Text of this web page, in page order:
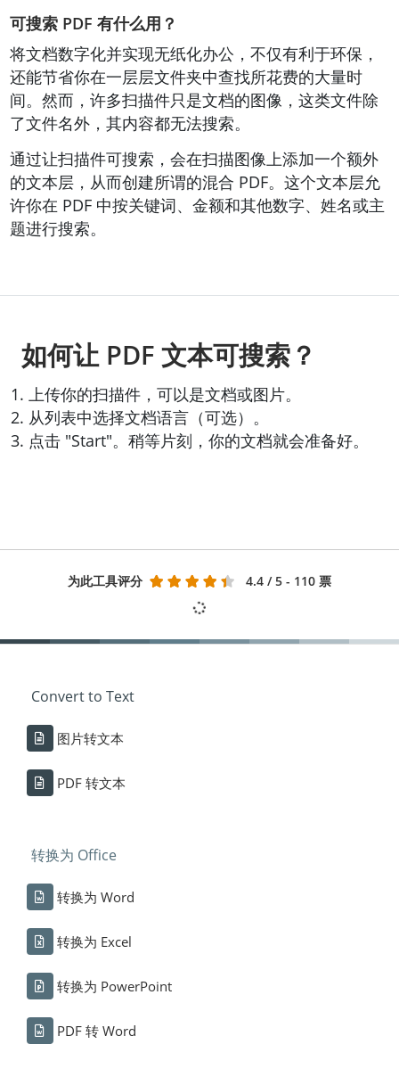
可搜索 PDF 有什么用？
将文档数字化并实现无纸化办公，不仅有利于环保，
还能节省你在一层层文件夹中查找所花费的大量时
间。然而，许多扫描件只是文档的图像，这类文件除
了文件名外，其内容都无法搜索。
通过让扫描件可搜索，会在扫描图像上添加一个额外
的文本层，从而创建所谓的混合 PDF。这个文本层允
许你在 PDF 中按关键词、金额和其他数字、姓名或主
题进行搜索。
如何让 PDF 文本可搜索？
上传你的扫描件，可以是文档或图片。
从列表中选择文档语言（可选）。
点击 "Start"。稍等片刻，你的文档就会准备好。
为此工具评分 4.4 / 5 - 110 票
Convert to Text
图片转文本
PDF 转文本
转换为 Office
转换为 Word
转换为 Excel
转换为 PowerPoint
PDF 转 Word